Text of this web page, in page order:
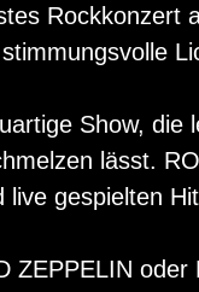
Rockkonzert
Show, die
lässt.
gespielten
ZEPPELIN